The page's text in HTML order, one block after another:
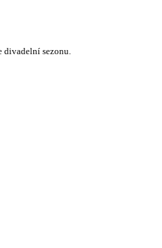
sezonu.